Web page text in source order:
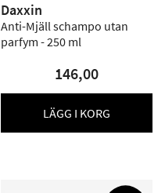
Daxxin
Anti-Mjäll schampo utan
parfym - 250 ml
146,00
LÄGG I KORG